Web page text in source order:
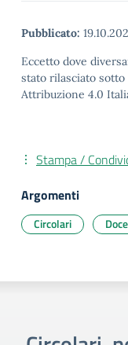
Pubblicato:
Eccetto dove
stato rilasciato
Attribuzione 4.0
Stampa /
Argomenti
Circolari